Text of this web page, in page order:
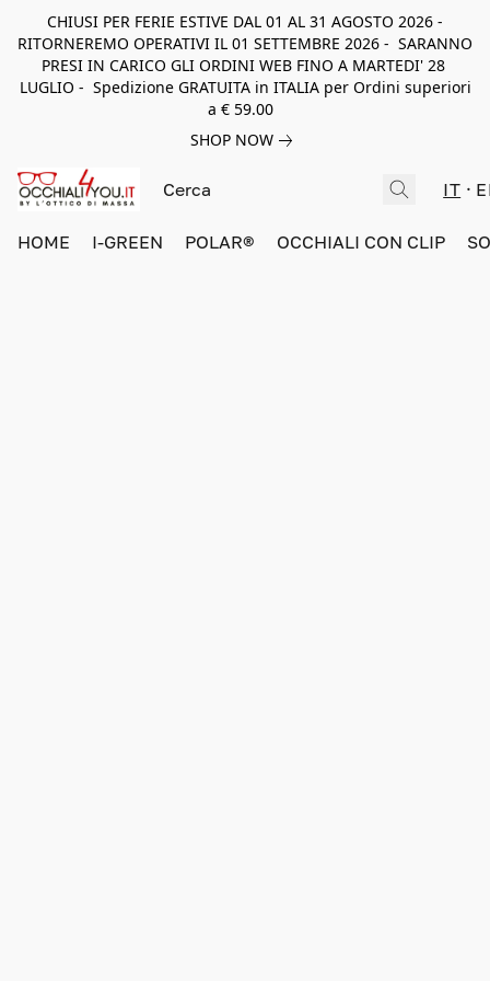
CHIUSI PER FERIE ESTIVE DAL 01 AL 31 AGOSTO 2026 -
RITORNEREMO OPERATIVI IL 01 SETTEMBRE 2026 - SARANNO
PRESI IN CARICO GLI ORDINI WEB FINO A MARTEDI' 28
LUGLIO - Spedizione GRATUITA in ITALIA per Ordini superiori
a € 59.00
SHOP NOW
IT
HOME I-GREEN POLAR® OCCHIALI CON CLIP